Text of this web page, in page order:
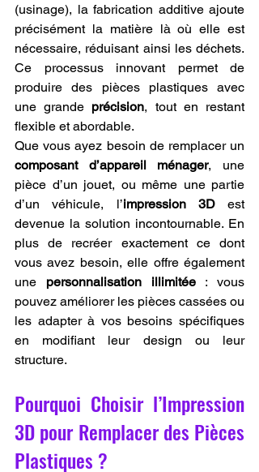
(usinage), la fabrication additive ajoute
précisément la matière là où elle est
nécessaire, réduisant ainsi les déchets.
Ce processus innovant permet de
produire des pièces plastiques avec
une grande précision, tout en restant
flexible et abordable.
composant d’appareil ménager, une
pièce d’un jouet, ou même une partie
d’un véhicule, l’impression 3D est
devenue la solution incontournable. En
plus de recréer exactement ce dont
vous avez besoin, elle offre également
une personnalisation illimitée : vous
pouvez améliorer les pièces cassées ou
les adapter à vos besoins spécifiques
en modifiant leur design ou leur
structure.
Pourquoi Choisir l’Impression
3D pour Remplacer des Pièces
Plastiques ?